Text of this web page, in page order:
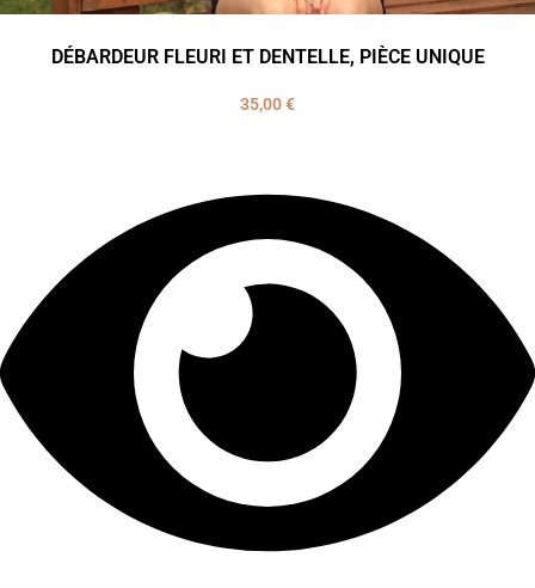
DÉBARDEUR FLEURI ET DENTELLE, PIÈCE UNIQUE
35,00€